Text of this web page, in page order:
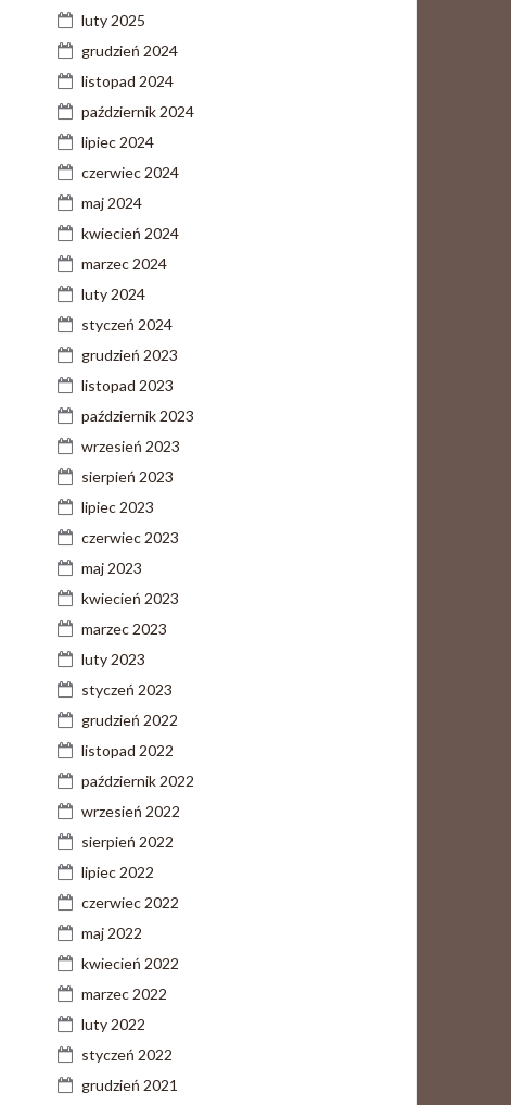
luty 2025
grudzień 2024
listopad 2024
październik 2024
lipiec 2024
czerwiec 2024
maj 2024
kwiecień 2024
marzec 2024
luty 2024
styczeń 2024
grudzień 2023
listopad 2023
październik 2023
wrzesień 2023
sierpień 2023
lipiec 2023
czerwiec 2023
maj 2023
kwiecień 2023
marzec 2023
luty 2023
styczeń 2023
grudzień 2022
listopad 2022
październik 2022
wrzesień 2022
sierpień 2022
lipiec 2022
czerwiec 2022
maj 2022
kwiecień 2022
marzec 2022
luty 2022
styczeń 2022
grudzień 2021